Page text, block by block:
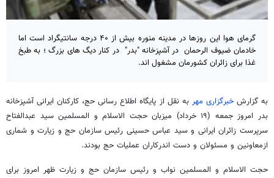
گرمای هوا این روزها در مدینه منوره بیش از ۴۰ درجه سانتیگراد است اما
خادمان ضیوف الرحمان در آشپزخانه "‌بدر" در کنار دیگ های بزرگ ؛ به طبخ
غذا برای زائران کشورمان مشغول اند.
به گزارشخبرگزاری مهر به نقل از پایگاه اطلاع رسانی حج، کارکنان ایرانی آشپزخانه
بدر امروز جمعه (۱۹ خرداد) میزبان حجت الاسلام و المسلمین سید عبدالفتاح
سرپرست زائران ایرانی و سید عباس حسینی رئیس سازمان حج و زیارت و شماری
ازمعاونین و مسئولان و دست اندرکاران عملیات حج بودند.
حجت الاسلام و المسلمین نواب و رئیس سازمان حج و زیارت ظهر امروز برای